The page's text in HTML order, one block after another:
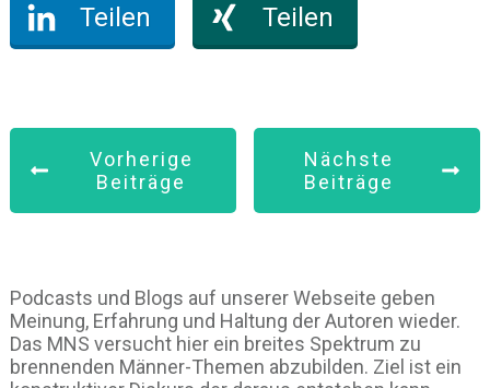
Teilen Teilen
Vorherige
Beiträge
Nächste
Beiträge
Podcasts und Blogs auf unserer Webseite geben
Meinung, Erfahrung und Haltung der Autoren wieder.
Das MNS versucht hier ein breites Spektrum zu
brennenden Männer-Themen abzubilden. Ziel ist ein